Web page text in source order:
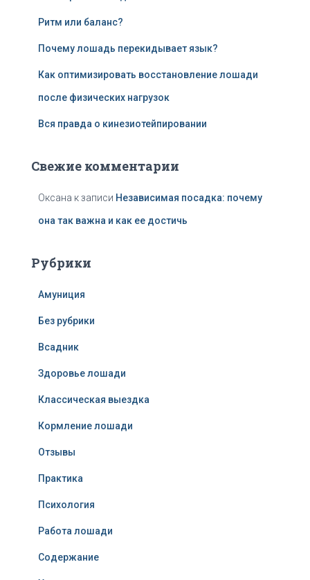
Ритм или баланс?
Почему лошадь перекидывает язык?
Как оптимизировать восстановление лошади
после физических нагрузок
Вся правда о кинезиотейпировании
Свежие комментарии
Оксана к записи Независимая посадка: почему
она так важна и как ее достичь
Рубрики
Амуниция
Без рубрики
Всадник
Здоровье лошади
Классическая выездка
Кормление лошади
Отзывы
Практика
Психология
Работа лошади
Содержание